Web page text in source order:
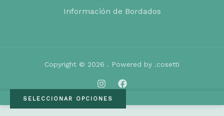
Información de Bordados
Copyright © 2026 . Powered by .cosetti
SELECCIONAR OPCIONES